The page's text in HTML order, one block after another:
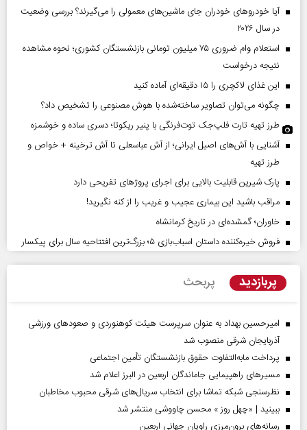
آیا خودروهای خودران جای ماشین‌های معمولی را می‌گیرند؟ بررسی وضعیت
در سال ۲۰۲۶
استعلام وام ضروری ۷۵ میلیون تومانی بازنشستگان کشوری؛ نحوه مشاهده
نتیجه درخواست
این غذای لاکچری را ۱۵ دقیقه‌ای آماده کنید
چگونه می‌توان تصاویر ساخته‌شده با هوش مصنوعی را تشخیص داد؟
طرز تهیه تارت فلپ‌جک توت‌فرنگی با پنیر ریکوتا؛ دسری ساده و خوشمزه
آشنایی با آش‌های اصیل ایرانی؛ از آش عباسعلی تا آش ترخینه + خواص و
طرز تهیه
پارک شیرین قابلیت‌ بالایی برای اجرای پروژهای تفریحی دارد
مراقب باشید این بیماری عجیب و غریب را از کنه نگیرید!
خاوران؛ گمشده‌ای در تاریخ کرمانشاه
فروش خیره‌کننده داستان اسباب‌بازی ۵؛ بزرگ‌ترین افتتاحیه سال برای پیکسار
پربازدید پربحث
امیرحسین بهداد به عنوان سرپرست هیئت کوهنوردی و صعودهای ورزشی
آذربایجان شرقی منصوب شد
پرداخت مابه‌التفاوت حقوق بازنشستگان تأمین اجتماعی
مسیر‌های راهپیمایی جاماندگان اربعین در البرز اعلام شد
نظرسنجی شبکه تماشا برای انتخاب سریال‌های شرقی محبوب مخاطبان
ببینید | «چهل روز » محسن چاووشی منتشر شد
رسانه‌های برون‌مرزی راویان جهانی اربعین